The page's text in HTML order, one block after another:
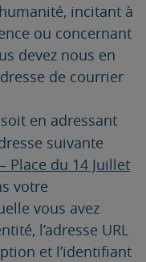
incitant à
ou concernant
devez nous en
de courrier
en adressant
suivante
Place du 14 Juillet
votre
vous avez
l’adresse URL
et l’identifiant